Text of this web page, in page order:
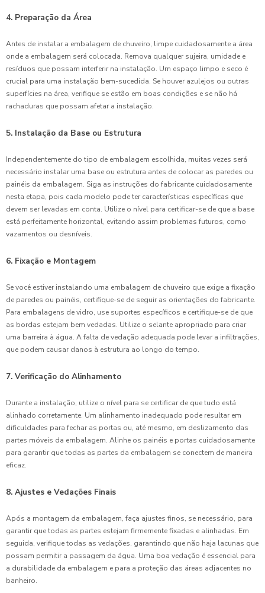
4. Preparação da Área
Antes de instalar a embalagem de chuveiro, limpe cuidadosamente a área
onde a embalagem será colocada. Remova qualquer sujeira, umidade e
resíduos que possam interferir na instalação. Um espaço limpo e seco é
crucial para uma instalação bem-sucedida. Se houver azulejos ou outras
superfícies na área, verifique se estão em boas condições e se não há
rachaduras que possam afetar a instalação.
5. Instalação da Base ou Estrutura
Independentemente do tipo de embalagem escolhida, muitas vezes será
necessário instalar uma base ou estrutura antes de colocar as paredes ou
painéis da embalagem. Siga as instruções do fabricante cuidadosamente
nesta etapa, pois cada modelo pode ter características específicas que
devem ser levadas em conta. Utilize o nível para certificar-se de que a base
está perfeitamente horizontal, evitando assim problemas futuros, como
vazamentos ou desníveis.
6. Fixação e Montagem
Se você estiver instalando uma embalagem de chuveiro que exige a fixação
de paredes ou painéis, certifique-se de seguir as orientações do fabricante.
Para embalagens de vidro, use suportes específicos e certifique-se de que
as bordas estejam bem vedadas. Utilize o selante apropriado para criar
uma barreira à água. A falta de vedação adequada pode levar a infiltrações,
que podem causar danos à estrutura ao longo do tempo.
7. Verificação do Alinhamento
Durante a instalação, utilize o nível para se certificar de que tudo está
alinhado corretamente. Um alinhamento inadequado pode resultar em
dificuldades para fechar as portas ou, até mesmo, em deslizamento das
partes móveis da embalagem. Alinhe os painéis e portas cuidadosamente
para garantir que todas as partes da embalagem se conectem de maneira
eficaz.
8. Ajustes e Vedações Finais
Após a montagem da embalagem, faça ajustes finos, se necessário, para
garantir que todas as partes estejam firmemente fixadas e alinhadas. Em
seguida, verifique todas as vedações, garantindo que não haja lacunas que
possam permitir a passagem da água. Uma boa vedação é essencial para
a durabilidade da embalagem e para a proteção das áreas adjacentes no
banheiro.